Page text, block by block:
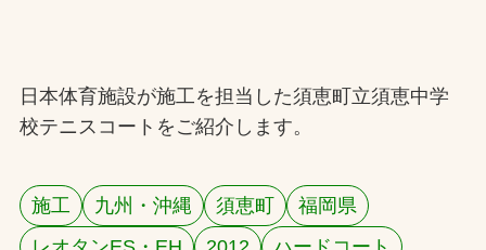
施工・管理実績一覧
会社概要
採用情報
日本体育施設が施工を担当した須恵町立須恵中学
校テニスコートをご紹介します。
施工 九州・沖縄 須恵町
福岡県